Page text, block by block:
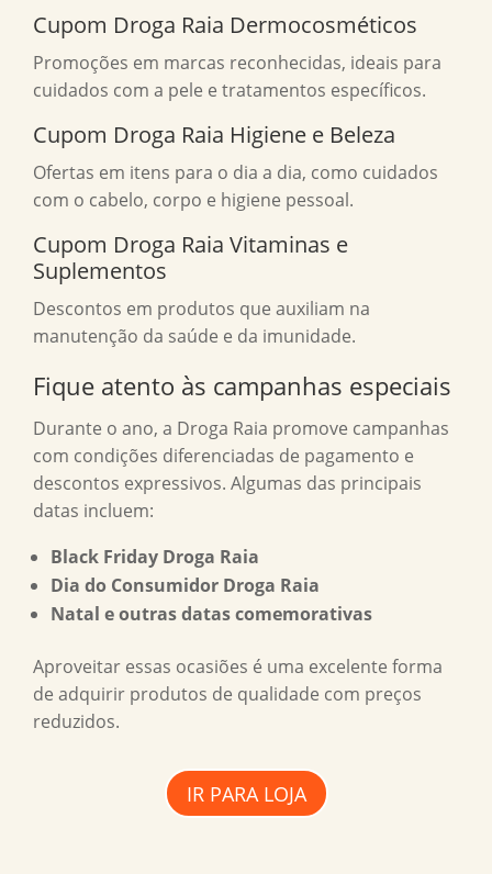
Cupom Droga Raia Dermocosméticos
Promoções em marcas reconhecidas, ideais para
cuidados com a pele e tratamentos específicos.
Cupom Droga Raia Higiene e Beleza
Ofertas em itens para o dia a dia, como cuidados
com o cabelo, corpo e higiene pessoal.
Cupom Droga Raia Vitaminas e
Suplementos
Descontos em produtos que auxiliam na
manutenção da saúde e da imunidade.
Fique atento às campanhas especiais
Durante o ano, a Droga Raia promove campanhas
com condições diferenciadas de pagamento e
descontos expressivos. Algumas das principais
datas incluem:
Black Friday Droga Raia
Dia do Consumidor Droga Raia
Natal e outras datas comemorativas
Aproveitar essas ocasiões é uma excelente forma
de adquirir produtos de qualidade com preços
reduzidos.
IR PARA LOJA